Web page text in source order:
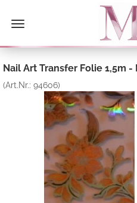
Nail Art Transfer Folie 1,5m
(Art.Nr.: 94606)